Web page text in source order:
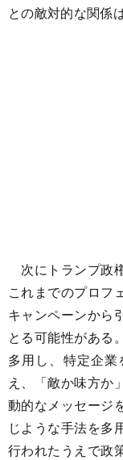
との敵対的な関係
次にトランプ政
これまでのプロフ
キャンペーンから
とる可能性がある
多用し、特定企
え、「敵か味方か
動的なメッセージ
じような手法を多
行われたうえで政